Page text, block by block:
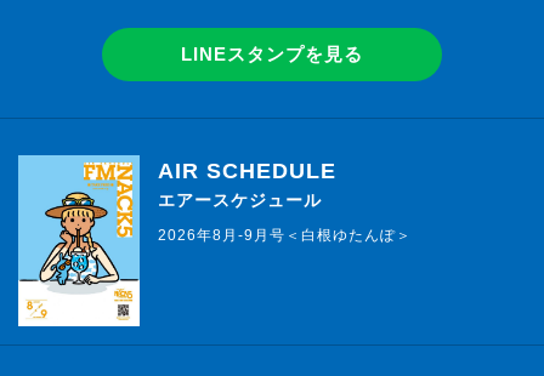
LINEスタンプを見る
AIR SCHEDULE
エアースケジュール
2026年8月-9月号＜白根ゆたんぽ＞